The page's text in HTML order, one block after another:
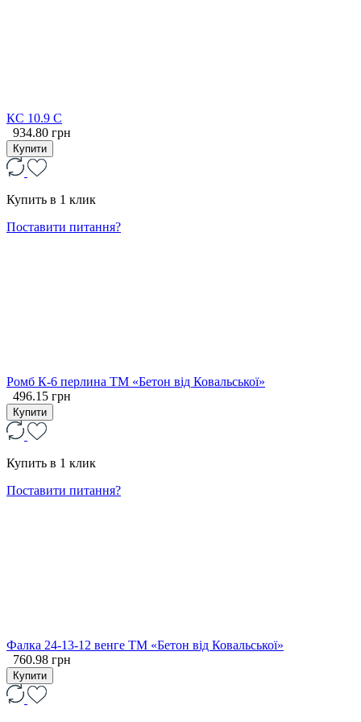
КС 10.9 С
934.80 грн
Купити
Купить в 1 клик
Поставити питання?
Ромб К-6 перлина ТМ «Бетон від Ковальської»
496.15 грн
Купити
Купить в 1 клик
Поставити питання?
Фалка 24-13-12 венге ТМ «Бетон від Ковальської»
760.98 грн
Купити